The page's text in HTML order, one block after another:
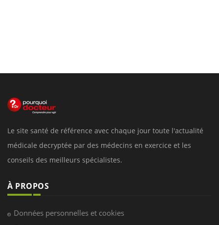
Le site santé de référence avec chaque jour toute l'actualité
médicale decryptée par des médecins en exercice et les
conseils des meilleurs spécialistes.
À PROPOS
Données personnelles et cookies